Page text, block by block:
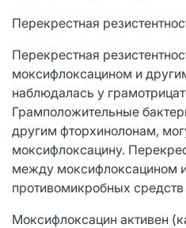
Перекрестная
Перекрестная
моксифлоксацином и
наблюдалась у
Грамположительные
другим фторхинолонам,
моксифлоксацину.
между моксифлоксацином
противомикробных средств
Моксифлоксацин активен